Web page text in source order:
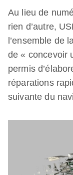
Au lieu de
rien d’autre,
l’ensemble de
de « concevoir
permis
réparations
suivante du